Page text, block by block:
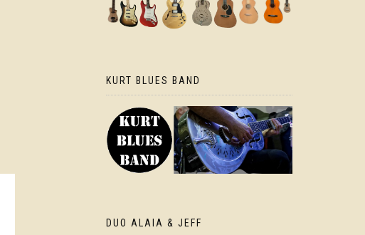
KURT BLUES BAND
DUO ALAIA & JEFF